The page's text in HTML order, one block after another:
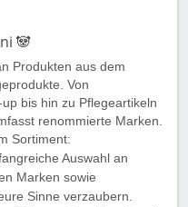
🐼
Produkten aus dem
Von
bis hin zu Pflegeartikeln
renommierte Marken.
Sortiment:
Auswahl an
Marken sowie
Sinne verzaubern.